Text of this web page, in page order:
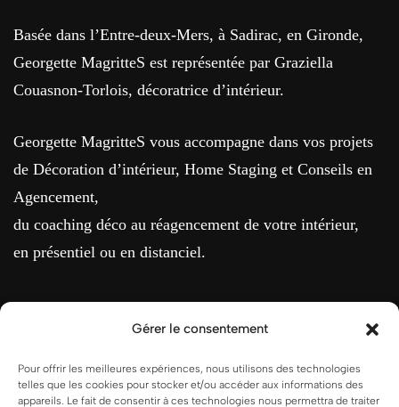
Gérer le consentement
Pour offrir les meilleures expériences, nous utilisons des technologies
telles que les cookies pour stocker et/ou accéder aux informations des
appareils. Le fait de consentir à ces technologies nous permettra de traiter
Basée dans l’Entre-deux-Mers, à Sadirac, en Gironde,
Georgette MagritteS est représentée par Graziella
Couasnon-Torlois, décoratrice d’intérieur.
Georgette MagritteS vous accompagne dans vos projets
de Décoration d’intérieur, Home Staging et Conseils en
Agencement,
du coaching déco au réagencement de votre intérieur,
en présentiel ou en distanciel.